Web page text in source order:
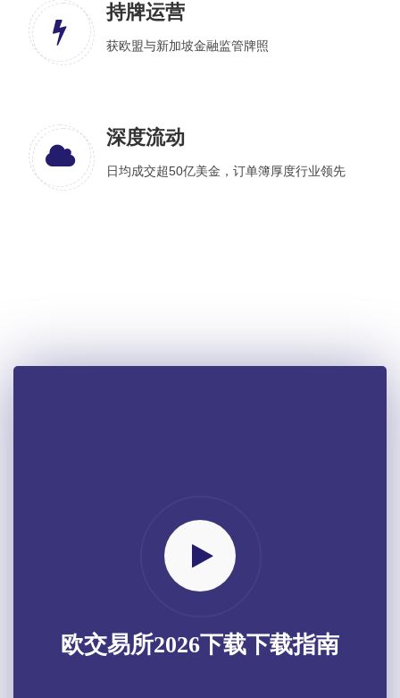
持牌运营
获欧盟与新加坡金融监管牌照
深度流动
日均成交超50亿美金，订单簿厚度行业领先
欧交易所2026下载下载指南